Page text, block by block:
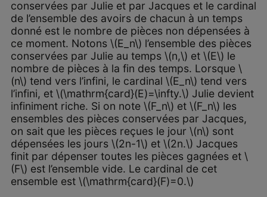
conservées par Julie et par Jacques et le cardinal
de l’ensemble des avoirs de chacun à un temps
donné est le nombre de pièces non dépensées à
ce moment. Notons \(E_n\) l’ensemble des pièces
conservées par Julie au temps \(n,\) et \(E\) le
nombre de pièces à la fin des temps. Lorsque \
(n\) tend vers l’infini, le cardinal \(E_n\) tend vers
l’infini, et \(\mathrm{card}(E)=\infty.\) Julie devient
infiniment riche. Si on note \(F_n\) et \(F_n\) les
ensembles des pièces conservées par Jacques,
on sait que les pièces reçues le jour \(n\) sont
dépensées les jours \(2n-1\) et \(2n.\) Jacques
finit par dépenser toutes les pièces gagnées et \
(F\) est l’ensemble vide. Le cardinal de cet
ensemble est \(\mathrm{card}(F)=0.\)